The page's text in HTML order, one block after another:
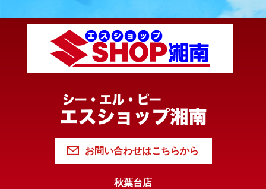
お問い合わせはこちらから
秋葉台店